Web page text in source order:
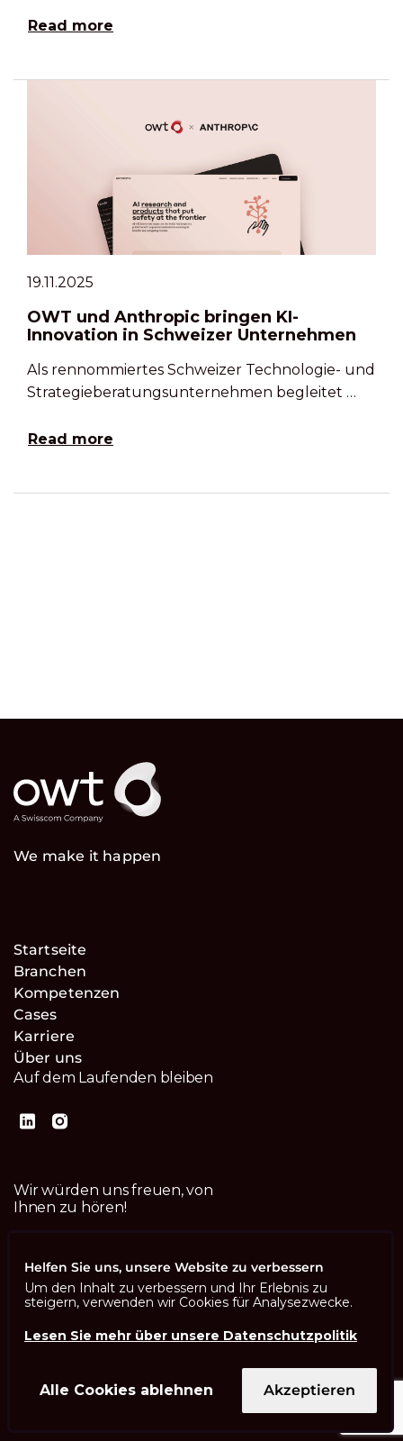
Read more
19.11.2025
OWT und Anthropic bringen KI-
Innovation in Schweizer Unternehmen
Als rennommiertes Schweizer Technologie- und
Strategieberatungsunternehmen begleitet …
Read more
We make it happen
Startseite
Branchen
Kompetenzen
Cases
Karriere
Über uns
Auf dem Laufenden bleiben
Wir würden uns freuen, von
Ihnen zu hören!
ISO 13485
ISO/IEC 27001
Helfen Sie uns, unsere Website zu verbessern
Um den Inhalt zu verbessern und Ihr Erlebnis zu
steigern, verwenden wir Cookies für Analysezwecke.
Lesen Sie mehr über unsere Datenschutzpolitik
Alle Cookies ablehnen Akzeptieren